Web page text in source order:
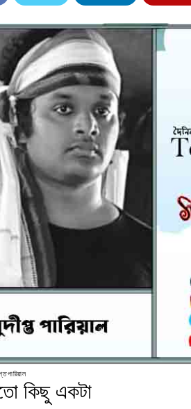
পারিয়াল
কিছু একটা